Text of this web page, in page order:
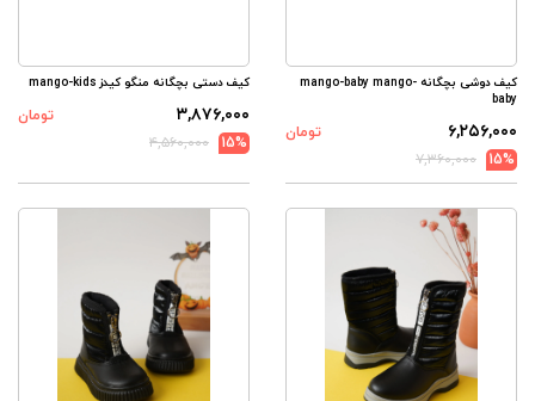
کیف دوشی بچگانه mango-baby mango-
baby
۶,۲۵۶,۰۰۰
تومان
15%
۷,۳۶۰,۰۰۰
کیف دستی بچگانه منگو کیدز mango-kids
۳,۸۷۶,۰۰۰
تومان
15%
۴,۵۶۰,۰۰۰